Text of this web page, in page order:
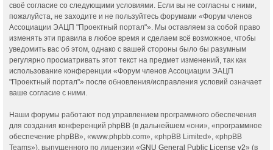
своё согласие со следующими условиями. Если вы не согласны с ними,
пожалуйста, не заходите и не пользуйтесь форумами «Форум членов
Ассоциации ЭАЦП "Проектный портал"». Мы оставляем за собой право
изменять эти правила в любое время и сделаем всё возможное, чтобы
уведомить вас об этом, однако с вашей стороны было бы разумным
регулярно просматривать этот текст на предмет изменений, так как
использование конференции «Форум членов Ассоциации ЭАЦП
"Проектный портал"» после обновления/исправления условий означает
ваше согласие с ними.
Наши форумы работают под управлением программного обеспечения
для создания конференций phpBB (в дальнейшем «они», «программное
обеспечение phpBB», «www.phpbb.com», «phpBB Limited», «phpBB
Teams»), выпущенного по лицензии «GNU General Public License v2» (в